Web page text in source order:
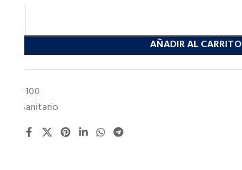
AÑADIR AL CARRITO
CPSCC4100
Sanitario